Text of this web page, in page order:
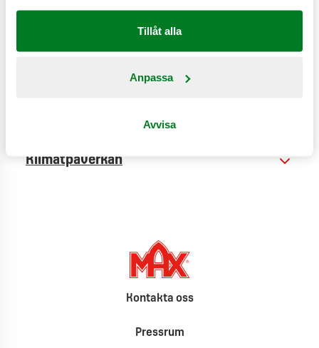
Tillåt alla
Anpassa
Avvisa
Näringsinformation
Produktinformation
Klimatpåverkan
Kontakta oss
Pressrum